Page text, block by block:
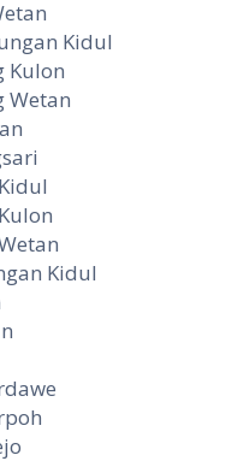
Kidul
Kulon
Wetan
Kidul